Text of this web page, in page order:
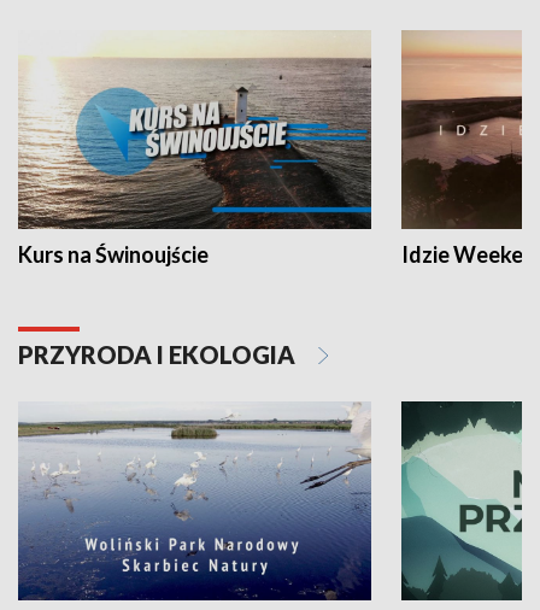
Kurs na Świnoujście Idzie
PRZYRODA I EKOLOGIA